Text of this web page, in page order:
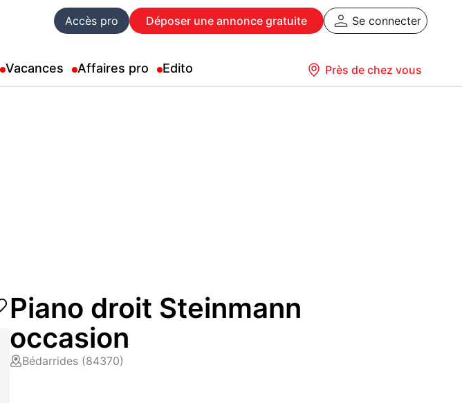
Accès pro Déposer une annonce gratuite Se connecter
Vacances Affaires pro Edito Près de chez vous
Piano droit Steinmann
occasion
Bédarrides (84370)